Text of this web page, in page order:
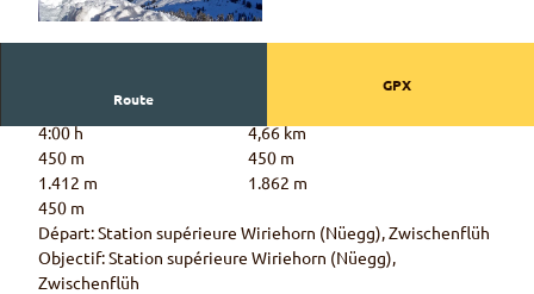
Route
GPX
4:00 h
4,66 km
450 m
450 m
1.412 m
1.862 m
450 m
Départ: Station supérieure Wiriehorn (Nüegg), Zwischenflüh
Objectif: Station supérieure Wiriehorn (Nüegg),
Zwischenflüh